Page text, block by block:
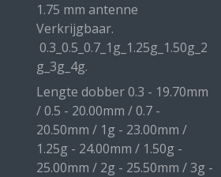
1.75 mm antenne
Verkrijgbaar.
0.3_0.5_0.7_1g_1.25g_1.50g_2
g_3g_4g.
Lengte dobber 0.3 - 19.70mm
/ 0.5 - 20.00mm / 0.7 -
20.50mm / 1g - 23.00mm /
1.25g - 24.00mm / 1.50g -
25.00mm / 2g - 25.50mm / 3g -